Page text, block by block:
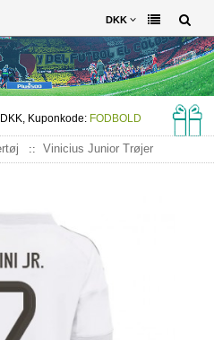
DKK
DKK, Kuponkode: FODBOLD
Vinicius Junior Trøjer